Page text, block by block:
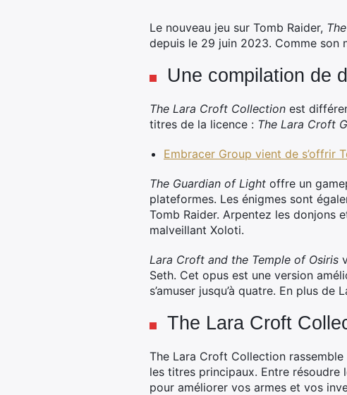
Le nouveau jeu sur Tomb Raider,
depuis le 29 juin 2023. Comme son
Une compilation de
The Lara Croft Collection est
titres de la licence : The Lara Croft
Embracer Group vient de s’offrir
The Guardian of Light offre un
plateformes. Les énigmes sont
Tomb Raider. Arpentez les donjons
malveillant Xoloti.
Lara Croft and the Temple of Osiris
Seth. Cet opus est une version
s’amuser jusqu’à quatre. En plus
The Lara Croft
The Lara Croft Collection
les titres principaux. Entre résoudre
pour améliorer vos armes et vos